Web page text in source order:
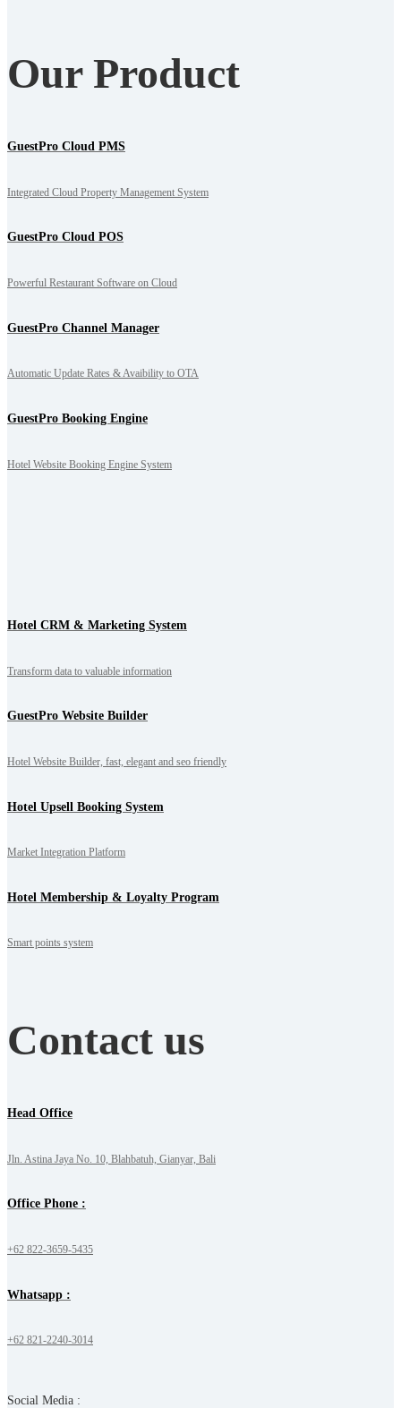
Our Product
GuestPro Cloud PMS
Integrated Cloud Property Management System
GuestPro Cloud POS
Powerful Restaurant Software on Cloud
GuestPro Channel Manager
Automatic Update Rates & Avaibility to OTA
GuestPro Booking Engine
Hotel Website Booking Engine System
Hotel CRM & Marketing System
Transform data to valuable information
GuestPro Website Builder
Hotel Website Builder, fast, elegant and seo friendly
Hotel Upsell Booking System
Market Integration Platform
Hotel Membership & Loyalty Program
Smart points system
Contact us
Head Office
Jln. Astina Jaya No. 10, Blahbatuh, Gianyar, Bali
Office Phone :
+62 822-3659-5435
Whatsapp :
+62 821-2240-3014
Social Media :